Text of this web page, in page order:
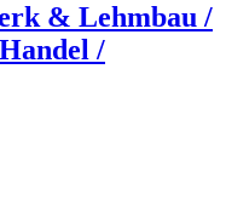
& Lehmbau /
/